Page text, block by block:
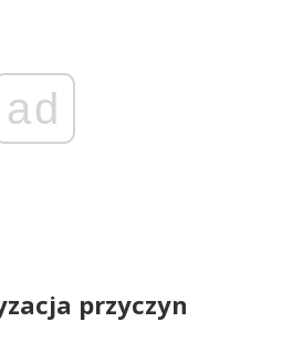
ad
przyczyn